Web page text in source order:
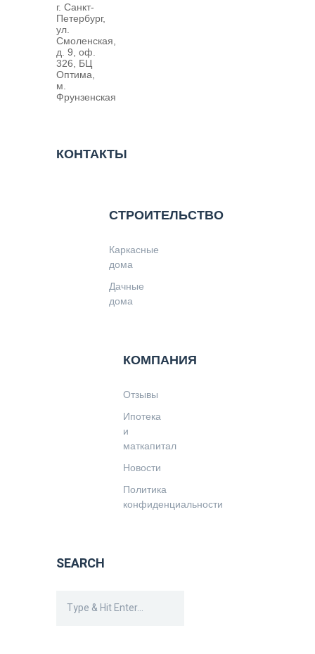
г. Санкт-
Петербург,
ул.
Смоленская,
д. 9, оф.
326, БЦ
Оптима,
м.
Фрунзенская
КОНТАКТЫ
СТРОИТЕЛЬСТВО
Каркасные
дома
Дачные
дома
КОМПАНИЯ
Отзывы
Ипотека
и
маткапитал
Новости
Политика
конфиденциальности
SEARCH